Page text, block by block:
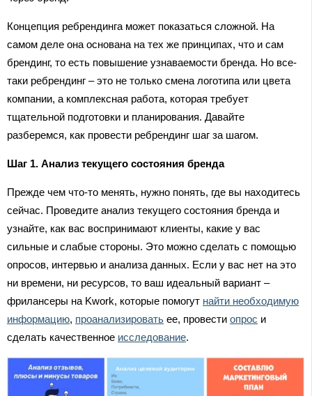
Концепция ребрендинга может показаться сложной. На
самом деле она основана на тех же принципах, что и сам
брендинг, то есть повышение узнаваемости бренда. Но все-
таки ребрендинг – это не только смена логотипа или цвета
компании, а комплексная работа, которая требует
тщательной подготовки и планирования. Давайте
разберемся, как провести ребрендинг шаг за шагом.
Шаг 1. Анализ текущего состояния бренда
Прежде чем что-то менять, нужно понять, где вы находитесь
сейчас. Проведите анализ текущего состояния бренда и
узнайте, как вас воспринимают клиенты, какие у вас
сильные и слабые стороны. Это можно сделать с помощью
опросов, интервью и анализа данных. Если у вас нет на это
ни времени, ни ресурсов, то ваш идеальный вариант –
фрилансеры на Kwork, которые помогут найти необходимую
информацию, проанализировать ее, провести опрос и
сделать качественное исследование.